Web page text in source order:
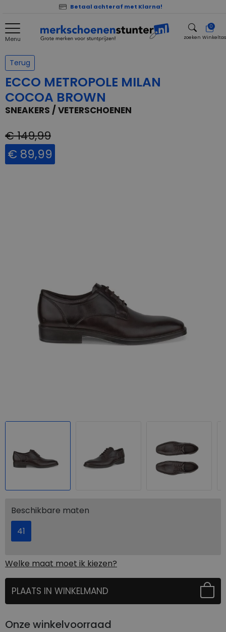
Betaal achteraf met Klarna!
Menu zoeken
0
Winkeltas
Terug
ECCO METROPOLE MILAN
COCOA BROWN
SNEAKERS / VETERSCHOENEN
€ 149,99
€ 89,99
Beschikbare maten
41
Welke maat moet ik kiezen?
PLAATS IN WINKELMAND
Onze winkelvoorraad